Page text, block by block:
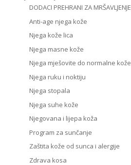
DODACI PREHRANI ZA MRŠAVLJENJE
Anti-age njega kože
Njega kože lica
Njega masne kože
Njega mješovite do normalne kože
Njega ruku i noktiju
Njega stopala
Njega suhe kože
Njegovana i lijepa koža
Program za sunčanje
Zaštita kože od sunca i alergije
Zdrava kosa